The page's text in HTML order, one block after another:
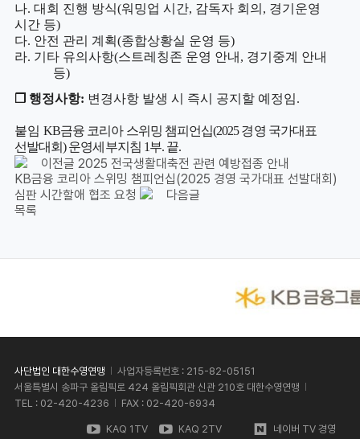
나. 대회 진행 방식(워밍업 시간, 감독자 회의 , 경기운영
시간 등)
다. 안전 관리 계획(종합상황실 운영 등)
라. 기타 유의사항(스트레칭존 운영 안내 , 경기중계 안내
등)
❒ 행정사항: 변경사항 발생 시 즉시 공지할 예정임.
붙임 KB금융 코리아 스위밍 챔피언십(2025경영 국가대표
선발대회)운영세부지침 1부. 끝.
이전글 2025 전국생활대축전 관련 예방접종 안내
KB금융 코리아 스위밍 챔피언십(2025 경영 국가대표 선발대회)
심판 시간할애 협조 요청
다음글
목록
사단법인 대한수영연맹
사업자등록번호 : 215-82-05151
서울특별시 송파구 올림픽로 424 올림픽회관 신관 210호 대한수영연맹
TEL : 02-420-4236
FAX : 02-420-6934
KAQ 1TV KAQ 2TV 네이버 TV 경영